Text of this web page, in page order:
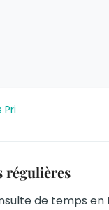
Pri
régulières
de temps